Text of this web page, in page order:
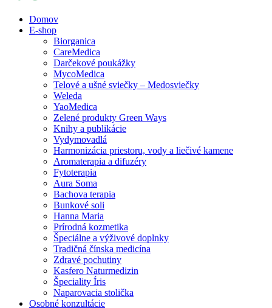
Domov
E-shop
Biorganica
CareMedica
Darčekové poukážky
MycoMedica
Telové a ušné sviečky – Medosviečky
Weleda
YaoMedica
Zelené produkty Green Ways
Knihy a publikácie
Vydymovadlá
Harmonizácia priestoru, vody a liečivé kamene
Aromaterapia a difuzéry
Fytoterapia
Aura Soma
Bachova terapia
Bunkové soli
Hanna Maria
Prírodná kozmetika
Špeciálne a výživové doplnky
Tradičná čínska medicína
Zdravé pochutiny
Kasfero Naturmedizin
Špeciality Íris
Naparovacia stolička
Osobné konzultácie